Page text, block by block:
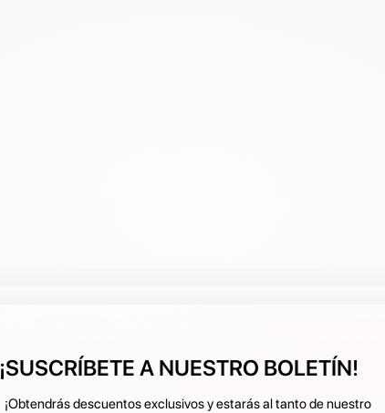
¡SUSCRÍBETE A NUESTRO BOLETÍN!
¡Obtendrás descuentos exclusivos y estarás al tanto de nuestro